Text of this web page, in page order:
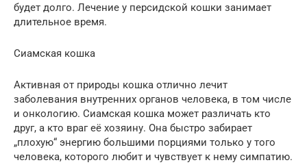
будет долго. Лечение у персидской кошки занимает
длительное время.
Сиамская кошка
Активная от природы кошка отлично лечит
заболевания внутренних органов человека, в том числе
и онкологию. Сиамская кошка может различать кто
друг, а кто враг её хозяину. Она быстро забирает
„плохую“ энергию большими порциями только у того
человека, которого любит и чувствует к нему симпатию.